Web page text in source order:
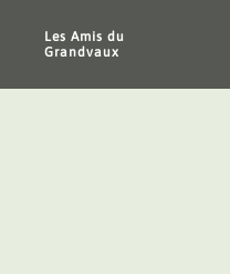
Les Amis du
Grandvaux